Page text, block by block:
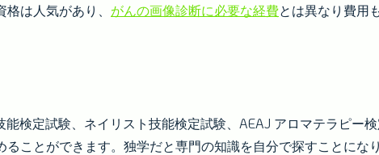
は人気があり、 がんの画像診断に必要な経費とは異なり費用
検定試験、ネイリスト技能検定試験、AEAJ アロマテラピー
ることができます。独学だと専門の知識を自分で探すことにな